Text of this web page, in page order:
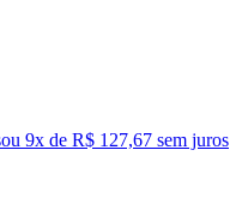
ou 9x de R$ 127,67 sem juros